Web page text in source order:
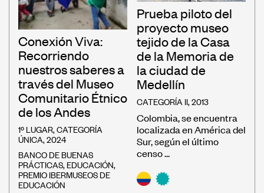
Conexión Viva:
Recorriendo
nuestros saberes a
través del Museo
Comunitario Étnico
de los Andes
1º LUGAR, CATEGORÍA
ÚNICA, 2024
BANCO DE BUENAS
PRÁCTICAS, EDUCACIÓN,
PREMIO IBERMUSEOS DE
EDUCACIÓN
Prueba piloto del
proyecto museo
tejido de la Casa
de la Memoria de
la ciudad de
Medellín
CATEGORÍA II, 2013
Colombia, se encuentra
localizada en América del
Sur, según el último
censo ...